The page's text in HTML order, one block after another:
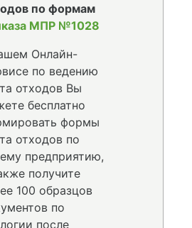
по формам
МПР №1028
Онлайн-
по ведению
отходов Вы
бесплатно
формы
отходов по
предприятию,
получите
100 образцов
по
после